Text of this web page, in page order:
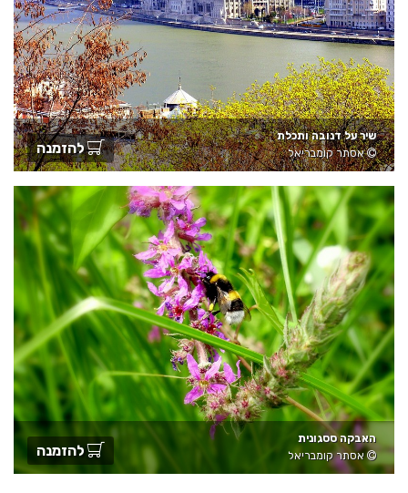
שיר על דנובה ותכלת
אסתר קומבריאל
להזמנה
האבקה ססגונית
אסתר קומבריאל
להזמנה